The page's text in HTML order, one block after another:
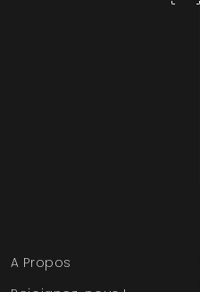
A Propos